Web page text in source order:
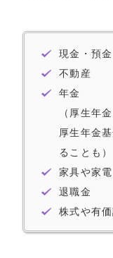
現金・預金
不動産
年金
（厚生年
厚生年金
ることも）
家具や家電
退職金
株式や有